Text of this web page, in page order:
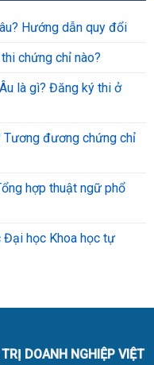
Hướng dẫn quy đổi
chứng chỉ nào?
là gì? Đăng ký thi ở
Tương đương chứng chỉ
hợp thuật ngữ phổ
Đại học Khoa học tự
DOANH NGHIỆP VIỆT